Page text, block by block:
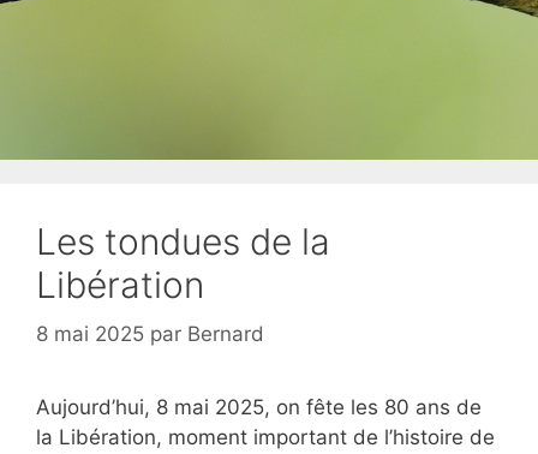
Les tondues de la
Libération
8 mai 2025 par Bernard
Aujourd’hui, 8 mai 2025, on fête les 80 ans de
la Libération, moment important de l’histoire de